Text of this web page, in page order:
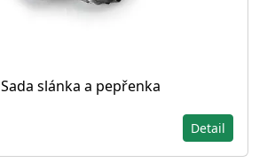
Sada slánka a pepřenka
Detail